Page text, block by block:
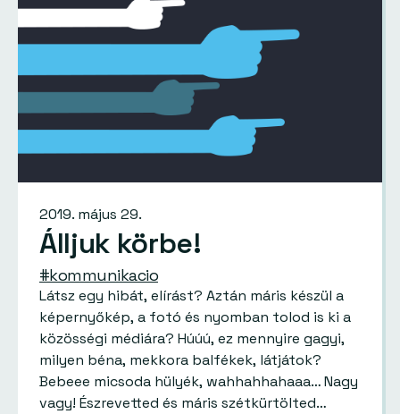
2019. május 29.
Álljuk körbe!
#kommunikacio
Látsz egy hibát, elírást? Aztán máris készül a
képernyőkép, a fotó és nyomban tolod is ki a
közösségi médiára? Húúú, ez mennyire gagyi,
milyen béna, mekkora balfékek, látjátok?
Bebeee micsoda hülyék, wahhahhahaaa… Nagy
vagy! Észrevetted és máris szétkürtölted